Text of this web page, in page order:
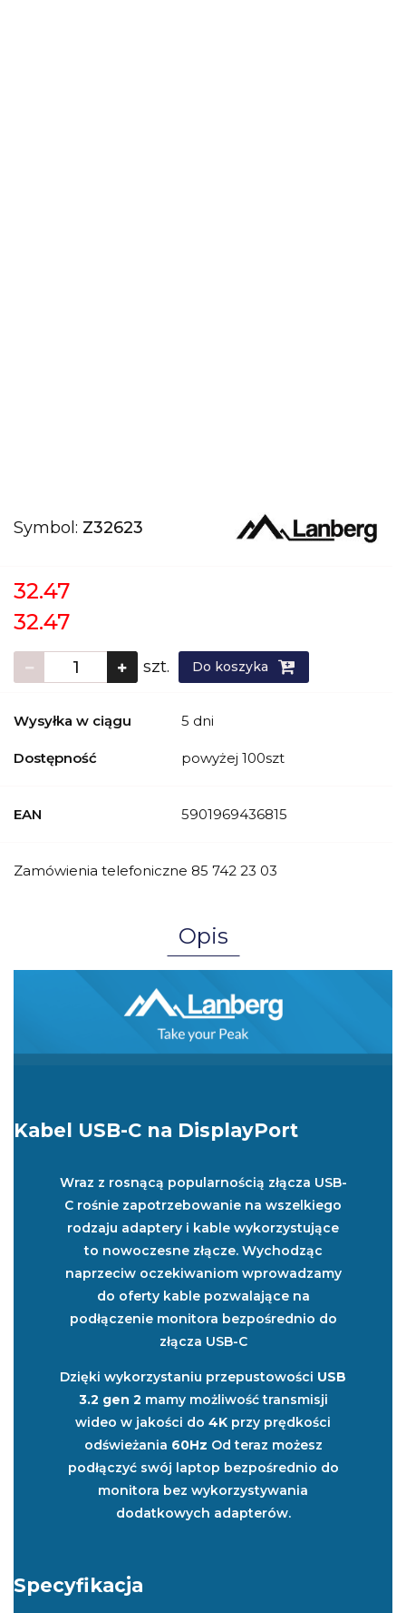
Symbol: Z32623
32.47
32.47
szt. Do koszyka
Wysyłka w ciągu 5 dni
Dostępność powyżej 100szt
EAN 5901969436815
Zamówienia telefoniczne 85 742 23 03
Opis
Kabel USB-C na DisplayPort
Wraz z rosnącą popularnością złącza USB-
C rośnie zapotrzebowanie na wszelkiego
rodzaju adaptery i kable wykorzystujące
to nowoczesne złącze. Wychodząc
naprzeciw oczekiwaniom wprowadzamy
do oferty kable pozwalające na
podłączenie monitora bezpośrednio do
złącza USB-C
Dzięki wykorzystaniu przepustowości USB
3.2 gen 2 mamy możliwość transmisji
wideo w jakości do 4K przy prędkości
odświeżania 60Hz Od teraz możesz
podłączyć swój laptop bezpośrednio do
monitora bez wykorzystywania
dodatkowych adapterów.
Specyfikacja